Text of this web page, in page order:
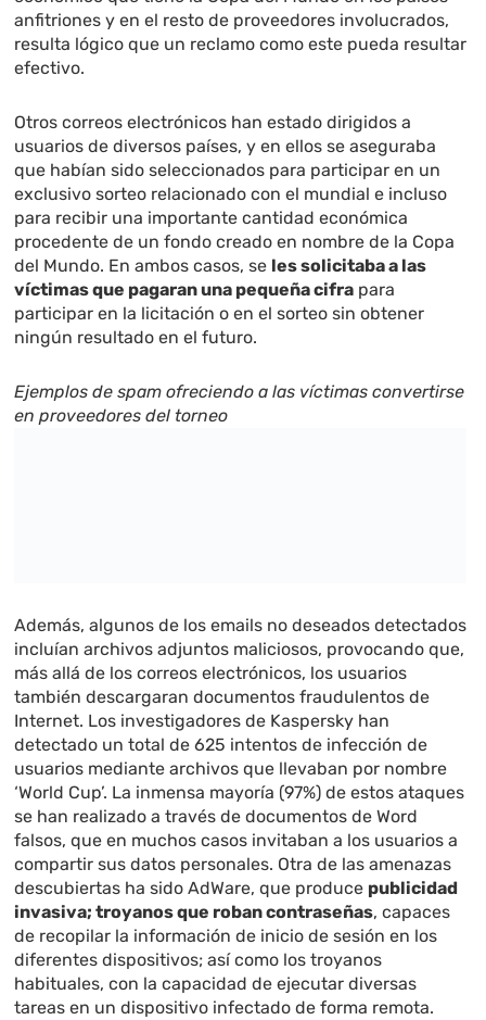
anfitriones y en el resto de proveedores involucrados,
resulta lógico que un reclamo como este pueda resultar
efectivo.
Otros correos electrónicos han estado dirigidos a
usuarios de diversos países, y en ellos se aseguraba
que habían sido seleccionados para participar en un
exclusivo sorteo relacionado con el mundial e incluso
para recibir una importante cantidad económica
procedente de un fondo creado en nombre de la Copa
del Mundo. En ambos casos, se les solicitaba a las
víctimas que pagaran una pequeña cifra para
participar en la licitación o en el sorteo sin obtener
ningún resultado en el futuro.
Ejemplos de spam ofreciendo a las víctimas convertirse
en proveedores del torneo
Además, algunos de los emails no deseados detectados
incluían archivos adjuntos maliciosos, provocando que,
más allá de los correos electrónicos, los usuarios
también descargaran documentos fraudulentos de
Internet. Los investigadores de Kaspersky han
detectado un total de 625 intentos de infección de
usuarios mediante archivos que llevaban por nombre
‘World Cup’. La inmensa mayoría (97%) de estos ataques
se han realizado a través de documentos de Word
falsos, que en muchos casos invitaban a los usuarios a
compartir sus datos personales. Otra de las amenazas
descubiertas ha sido AdWare, que produce publicidad
invasiva; troyanos que roban contraseñas, capaces
de recopilar la información de inicio de sesión en los
diferentes dispositivos; así como los troyanos
habituales, con la capacidad de ejecutar diversas
tareas en un dispositivo infectado de forma remota.